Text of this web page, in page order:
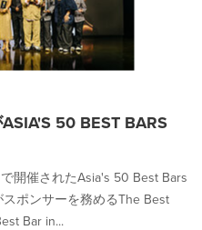
50 BEST BARS
開催されたAsia's 50 Best Bars
ポンサーを務めるThe Best
Bar in...